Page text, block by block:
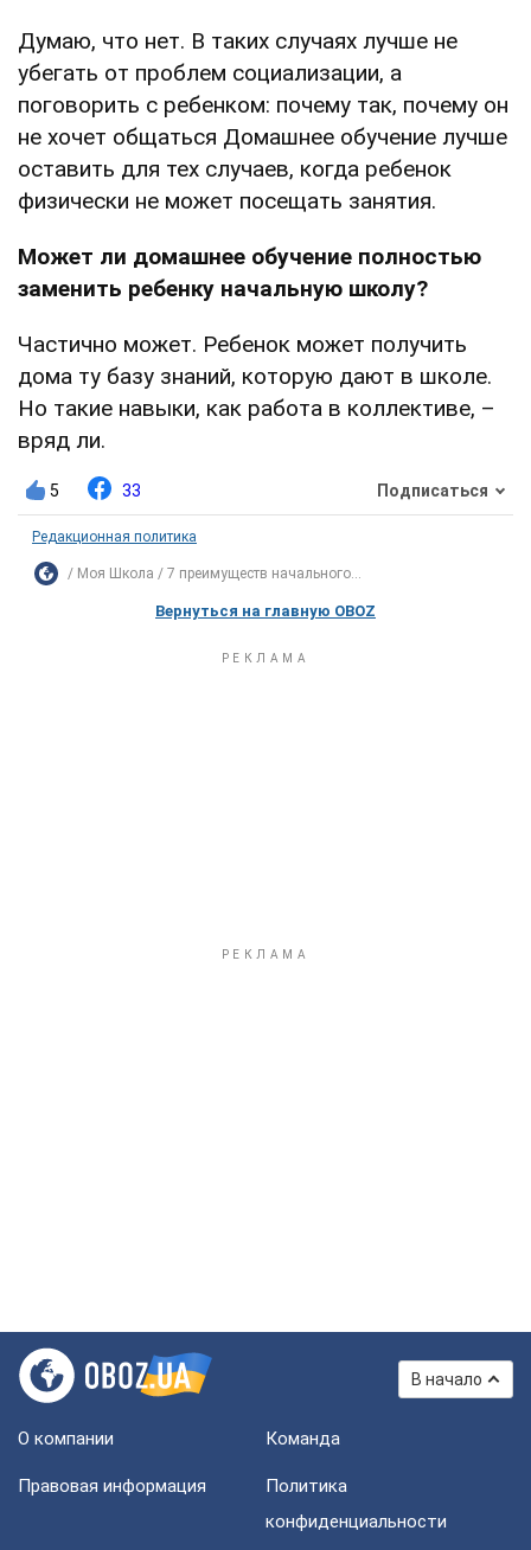
Думаю, что нет. В таких случаях лучше не
убегать от проблем социализации, а
поговорить с ребенком: почему так, почему он
не хочет общаться Домашнее обучение лучше
оставить для тех случаев, когда ребенок
физически не может посещать занятия.
Может ли домашнее обучение полностью
заменить ребенку начальную школу?
Частично может. Ребенок может получить
дома ту базу знаний, которую дают в школе.
Но такие навыки, как работа в коллективе, –
вряд ли.
5 33 Подписаться
Редакционная политика
Моя Школа 7 преимуществ начального...
Вернуться на главную OBOZ
В начало
О компании Команда
Правовая информация
Политика
конфиденциальности